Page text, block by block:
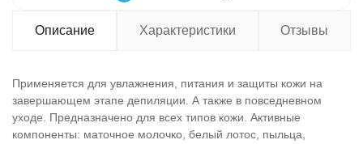
Описание Характеристики Отзывы
Применяется для увлажнения, питания и защиты кожи на
завершающем этапе депиляции. А также в повседневном
уходе. Предназначено для всех типов кожи. Активные
компоненты: маточное молочко, белый лотос, пыльца,